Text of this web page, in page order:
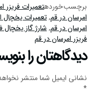
برچسب خوردهتعمیرات فریزر
امرسان در قم,تعمیرات یخچال
امرسان در قم,شارژ گاز یخچال
فریزر امرسان در قم
دیدگاهتان را
نشانی ایمیل شما منتشر
*